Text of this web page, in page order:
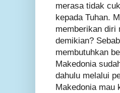
merasa tidak
kepada Tuhan.
memberikan diri
demikian?
membutuhkan
Makedonia
dahulu melalui
Makedonia mau